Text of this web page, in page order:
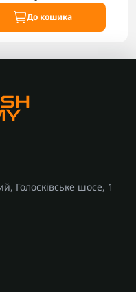
До кошика
Голосківське шосе, 1